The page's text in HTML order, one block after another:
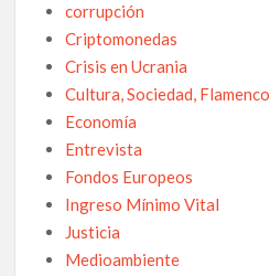
corrupción
Criptomonedas
Crisis en Ucrania
Cultura, Sociedad, Flamenco
Economía
Entrevista
Fondos Europeos
Ingreso Mínimo Vital
Justicia
Medioambiente